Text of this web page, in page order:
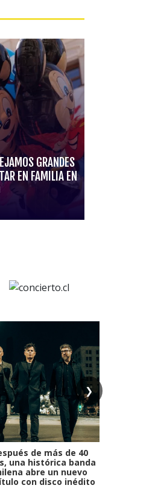
GRANDES
EN FAMILIA EN
❯
de más de 40
una histórica banda
abre un nuevo
con disco inédito